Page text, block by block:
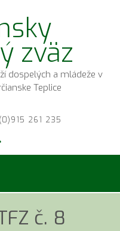
zväz
dospelých a mládeže v
Teplice
261 235
č. 8